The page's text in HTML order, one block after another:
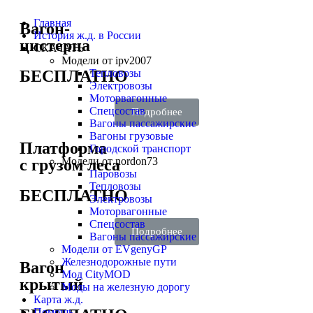
Главная
История ж.д. в России
СКАЧАТЬ
Модели от ipv2007
Тепловозы
Электровозы
Моторвагонные
Спецсостав
Вагоны пассажирские
Вагоны грузовые
Городской транспорт
Модели от nordon73
Паровозы
Тепловозы
Электровозы
Моторвагонные
Спецсостав
Вагоны пассажирские
Модели от EVgenyGP
Железнодорожные пути
Мод CityMOD
Моды на железную дорогу
Карта ж.д.
Вагон-
цистерна
БЕСПЛАТНО
Подробнее
Платформа
с грузом леса
БЕСПЛАТНО
Подробнее
Вагон
крытый